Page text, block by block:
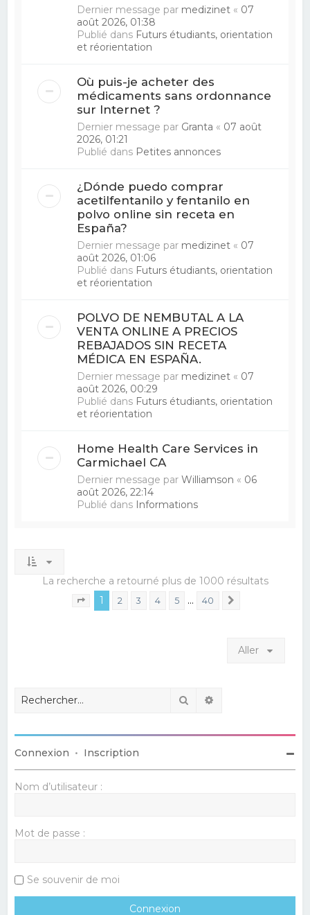
Dernier message par medizinet « 07
août 2026, 01:38
Publié dans Futurs étudiants, orientation
et réorientation
Où puis-je acheter des
médicaments sans ordonnance
sur Internet ?
Dernier message par Granta « 07 août
2026, 01:21
Publié dans Petites annonces
¿Dónde puedo comprar
acetilfentanilo y fentanilo en
polvo online sin receta en
España?
Dernier message par medizinet « 07
août 2026, 01:06
Publié dans Futurs étudiants, orientation
et réorientation
POLVO DE NEMBUTAL A LA
VENTA ONLINE A PRECIOS
REBAJADOS SIN RECETA
MÉDICA EN ESPAÑA.
Dernier message par medizinet « 07
août 2026, 00:29
Publié dans Futurs étudiants, orientation
et réorientation
Home Health Care Services in
Carmichael CA
Dernier message parWilliamson « 06
août 2026, 22:14
Publié dans Informations
La recherche a retourné plus de 1000 résultats
Page sur 40
1 2 3 4 5 … 40
Aller
Rechercher
Connexion • Inscription
Nom d’utilisateur :
Mot de passe :
Se souvenir de moi